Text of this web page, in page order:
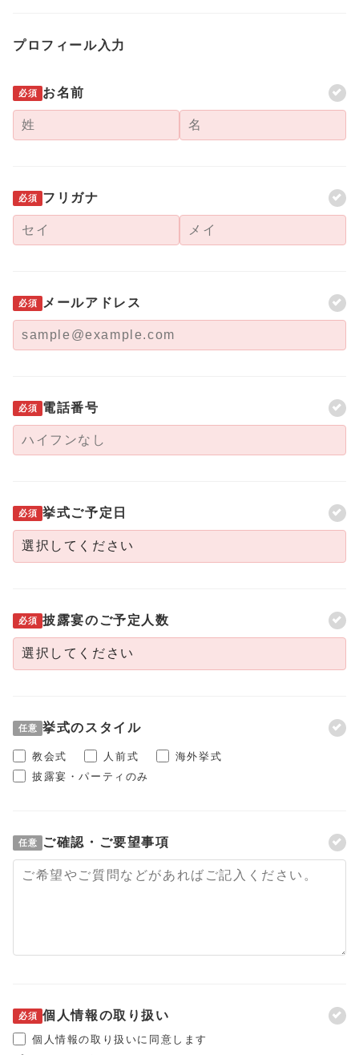
プロフィール入力
必須 お名前
必須 フリガナ
必須 メールアドレス
必須 電話番号
必須 挙式ご予定日
必須 披露宴のご予定人数
任意 挙式のスタイル
教会式 人前式
海外挙式
披露宴・パーティのみ
任意 ご確認・ご要望事項
必須 個人情報の取り扱い
個人情報の取り扱いに同意します